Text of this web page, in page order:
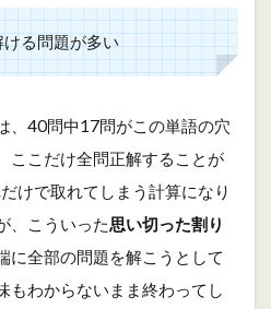
る問題が多い
、40問中17問がこの単語の穴
ここだけ全問正解することが
けで取れてしまう計算になり
、こういった思い切った割り
に全部の問題を解こうとして
もわからないまま終わってし